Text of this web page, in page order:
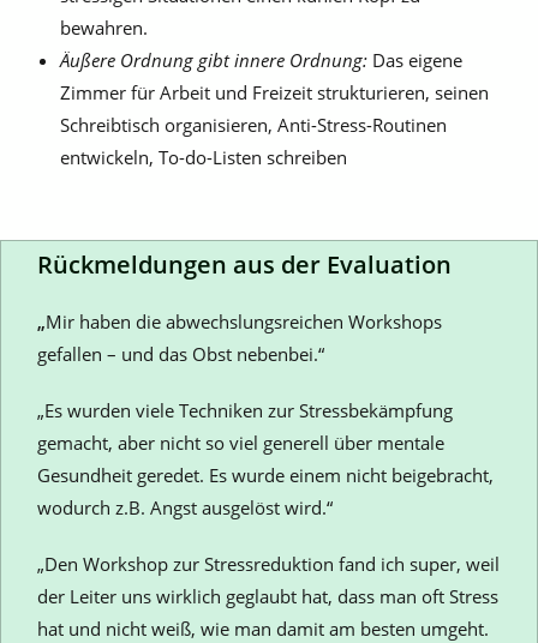
bewahren.
Äußere Ordnung gibt innere Ordnung: Das eigene
Zimmer für Arbeit und Freizeit strukturieren, seinen
Schreibtisch organisieren, Anti-Stress-Routinen
entwickeln, To-do-Listen schreiben
Rückmeldungen aus der Evaluation
„Mir haben die abwechslungsreichen Workshops
gefallen – und das Obst nebenbei.“
„Es wurden viele Techniken zur Stressbekämpfung
gemacht, aber nicht so viel generell über mentale
Gesundheit geredet. Es wurde einem nicht beigebracht,
wodurch z.B. Angst ausgelöst wird.“
„Den Workshop zur Stressreduktion fand ich super, weil
der Leiter uns wirklich geglaubt hat, dass man oft Stress
hat und nicht weiß, wie man damit am besten umgeht.